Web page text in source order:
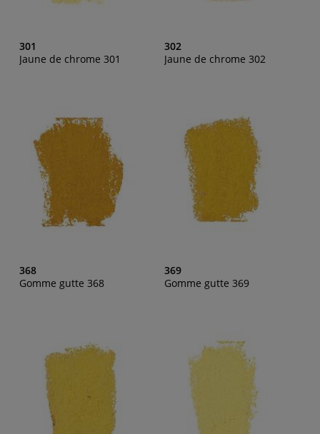
301
Jaune de chrome 301
302
Jaune de chrome 302
368
Gomme gutte 368
369
Gomme gutte 369